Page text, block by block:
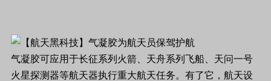
气凝胶可应用于长征系列火箭、天舟系列飞船、天问一号
火星探测器等航天器执行重大航天任务。有了它，航天设